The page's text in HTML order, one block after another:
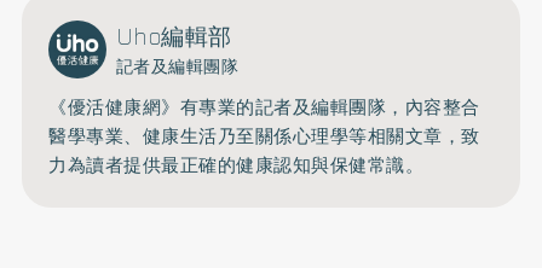
Uho編輯部
記者及編輯團隊
《優活健康網》有專業的記者及編輯團隊，內容整合
醫學專業、健康生活乃至關係心理學等相關文章，致
力為讀者提供最正確的健康認知與保健常識。